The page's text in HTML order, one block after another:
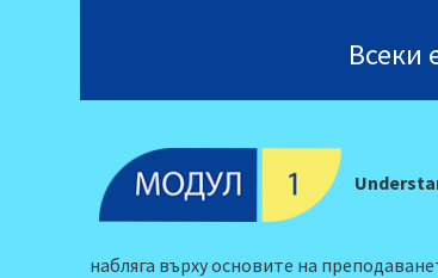
Всеки
набляга върху основите на